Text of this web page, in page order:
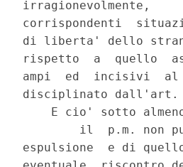
irragionevolmente,
corrispondenti
di liberta' dello
rispetto  a  quello
ampi  ed  incisivi  al
disciplinato dall'art.
E cio' sotto
il  p.m. non
espulsione  e di